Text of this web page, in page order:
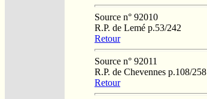
Source n° 92010
R.P. de Lemé p.53/242
Retour
Source n° 92011
R.P. de Chevennes p.108/258
Retour